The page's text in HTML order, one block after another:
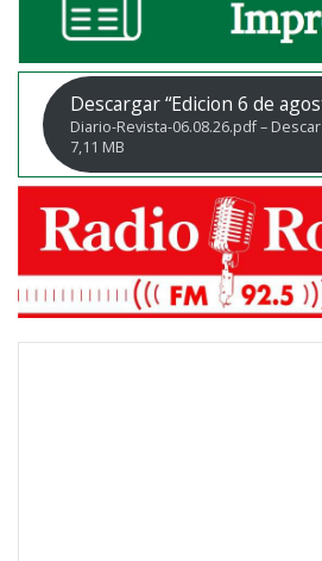
Descargar “Edicion 6 de
Diario-Revista-06.08.26.pdf –
7,11 MB